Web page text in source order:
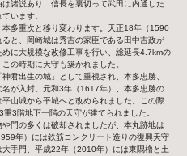
諸説あり、信長を裏切って武田に内通した
います。
多重次と移り変わります。天正18年（1590
と、岡崎城は秀吉の家臣である田中吉政が
に大規模な改修工事を行い、総延長4.7kmの
の時期に天守も築かれました。
君出生の城」として重視され、本多忠勝、
が入封。元和3年（1617年）、本多忠勝の
山城から平城へと改められました。この際
3階地下一階の天守が建てられました。
門の多くは破却されましたが、本丸跡地は
年）には鉄筋コンクリート造りの復興天守
手門、平成22年（2010年）には東隅櫓と土